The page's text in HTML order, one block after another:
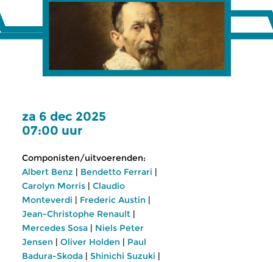
za 6 dec 2025
07:00 uur
Componisten/uitvoerenden:
Albert Benz | Bendetto Ferrari |
Carolyn Morris | Claudio
Monteverdi | Frederic Austin |
Jean-Christophe Renault |
Mercedes Sosa | Niels Peter
Jensen | Oliver Holden | Paul
Badura-Skoda | Shinichi Suzuki |